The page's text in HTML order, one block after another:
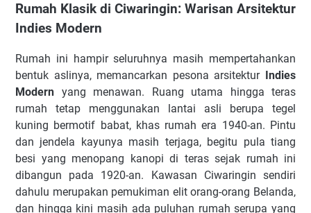
Rumah Klasik di Ciwaringin: Warisan Arsitektur
Indies Modern
Rumah ini hampir seluruhnya masih mempertahankan
bentuk aslinya, memancarkan pesona arsitektur
Indies
Modern yang menawan. Ruang utama hingga teras
rumah tetap menggunakan lantai asli berupa tegel
kuning bermotif babat, khas rumah era 1940-an. Pintu
dan jendela kayunya masih terjaga, begitu pula tiang
besi yang menopang kanopi di teras sejak rumah ini
dibangun pada 1920-an. Kawasan Ciwaringin sendiri
dahulu merupakan pemukiman elit orang-orang Belanda,
dan hingga kini masih ada puluhan rumah serupa yang